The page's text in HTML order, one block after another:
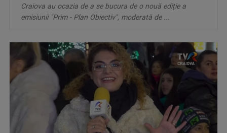
Craiova au ocazia de a se bucura de o nouă ediție a
emisiunii "Prim - Plan Obiectiv", moderată de ...